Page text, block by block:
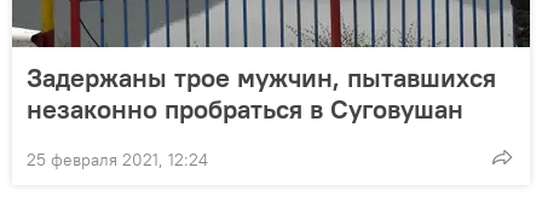
Задержаны трое мужчин, пытавшихся
незаконно пробраться в Суговушан
25 февраля 2021, 12:24